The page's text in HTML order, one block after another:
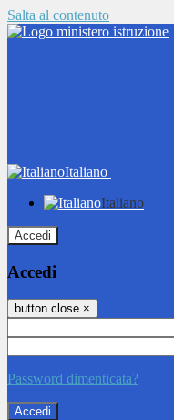
Salta al contenuto
Italiano
Italiano
Accedi
Accedi
button close ×
Password dimenticata?